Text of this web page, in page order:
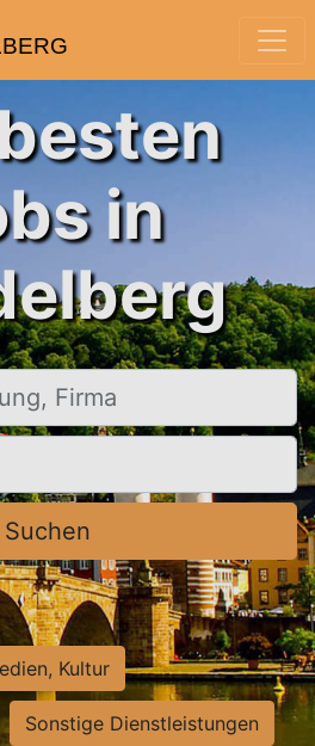
in
Suchen
Kultur
Sonstige Dienstleistungen